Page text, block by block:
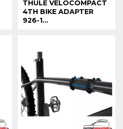
THULE VELOCOMPACT
4TH BIKE ADAPTER
926-1...